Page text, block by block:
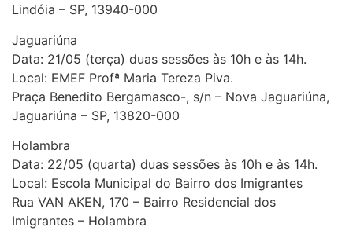
Lindóia – SP, 13940-000
Jaguariúna
Data: 21/05 (terça) duas sessões às 10h e às 14h.
Local: EMEF Profª Maria Tereza Piva.
Praça Benedito Bergamasco-, s/n – Nova Jaguariúna,
Jaguariúna – SP, 13820-000
Holambra
Data: 22/05 (quarta) duas sessões às 10h e às 14h.
Local: Escola Municipal do Bairro dos Imigrantes
Rua VAN AKEN, 170 – Bairro Residencial dos
Imigrantes – Holambra